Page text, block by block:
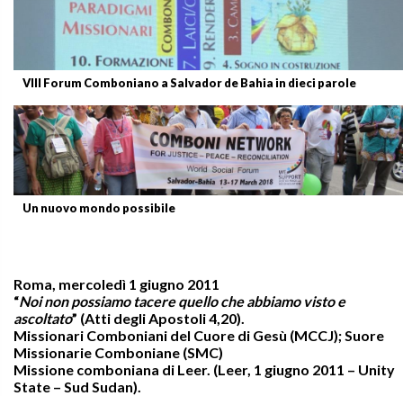
VIII Forum Comboniano a Salvador de Bahia in dieci parole
Un nuovo mondo possibile
Roma, mercoledì 1 giugno 2011
“Noi non possiamo tacere quello che abbiamo visto e
ascoltato” (Atti degli Apostoli 4,20).
Missionari Comboniani del Cuore di Gesù (MCCJ); Suore
Missionarie Comboniane (SMC)
Missione comboniana di Leer. (Leer, 1 giugno 2011 – Unity
State – Sud Sudan).